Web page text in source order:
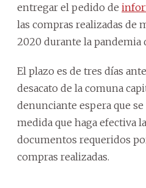
entregar el pedido de
las compras realizadas de
2020 durante la pandemia
El plazo es de tres días
desacato de la comuna
denunciante espera que
medida que haga efectiva
documentos requeridos
compras realizadas.